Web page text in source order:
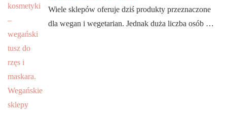
Wiele sklepów oferuje dziś produkty przeznaczone
dla wegan i wegetarian. Jednak duża liczba osób …